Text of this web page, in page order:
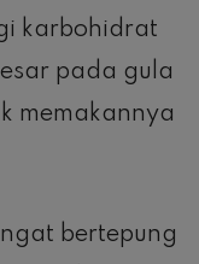
karbohidrat
pada gula
memakannya
bertepung